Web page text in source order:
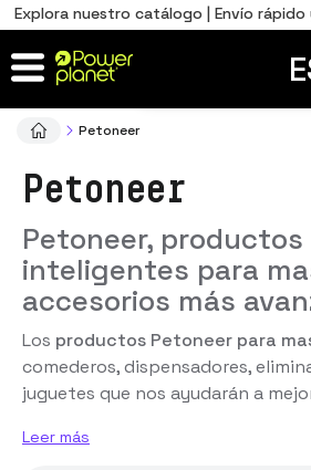
Explora nuestro catálogo | Envío
Petoneer
Petoneer
Petoneer, productos
inteligentes para
accesorios más
Los productos Petoneer para
comederos, dispensadores,
juguetes que nos ayudarán a
productos para mascotas
Leer más
precio
Português